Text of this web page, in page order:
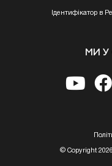
Ідентифікатор в
МИ
© Copyright